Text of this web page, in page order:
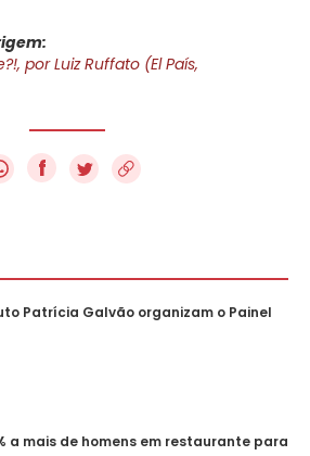
por Luiz Ruffato (El País,
f
Patrícia Galvão organizam o Painel
a mais de homens em restaurante para